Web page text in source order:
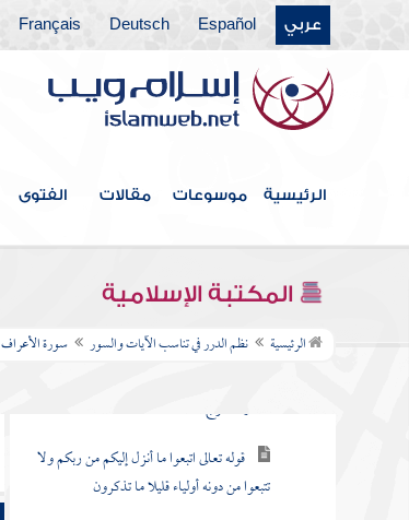
عربي Español
Deutsch
Français
الرئيسية موسوعات مقالات الفتوى
المكتبة الإسلامية
الرئيسية نظم الدرر في تناسب الآيات والسور سورة الأعراف
سورة الفاتحة
سورة البقرة
سورة آل عمران
سورة النساء
سورة " المائدة
سورة الأنعام
سورة الأعراف
صدرك حرج منه
قوله تعالى اتبعوا ما أنزل إليكم من ربكم ولا
تتبعوا من دونه أولياء قليلا ما تذكرون